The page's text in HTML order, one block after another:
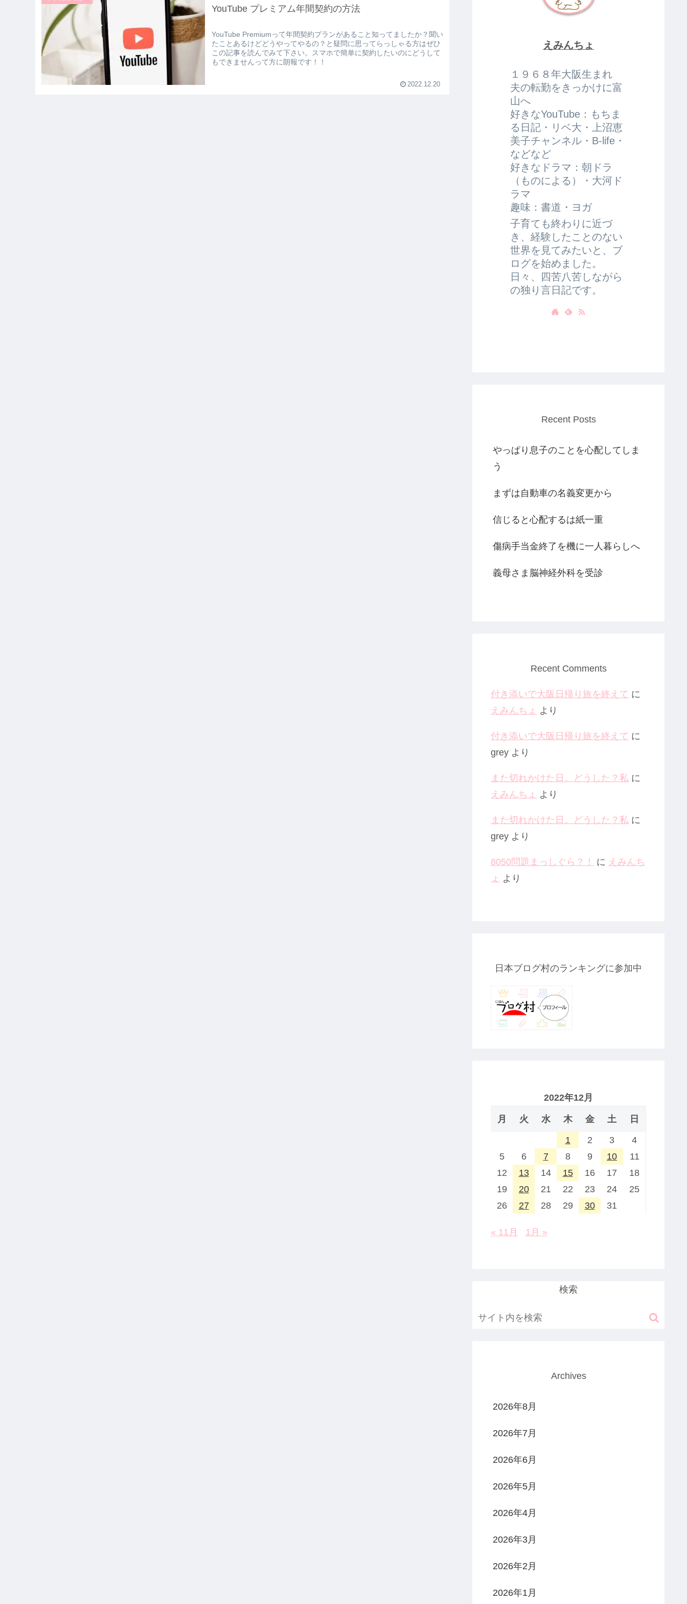
YouTube プレミアム年間契約の方法
YouTube Premiumって年間契約プランがあること知ってましたか？聞い
たことあるけどどうやってやるの？と疑問に思ってらっしゃる方はぜひ
この記事を読んでみて下さい。スマホで簡単に契約したいのにどうして
もできませんって方に朗報です！！
2022.12.20
えみんちょ
１９６８年大阪生まれ
夫の転勤をきっかけに富
山へ
好きなYouTube：もちま
る日記・リベ大・上沼恵
美子チャンネル・B-life・
などなど
好きなドラマ：朝ドラ
（ものによる）・大河ド
ラマ
趣味：書道・ヨガ
子育ても終わりに近づ
き、経験したことのない
世界を見てみたいと、ブ
ログを始めました。
日々、四苦八苦しながら
の独り言日記です。
Recent Posts
やっぱり息子のことを心配してしま
う
まずは自動車の名義変更から
信じると心配するは紙一重
傷病手当金終了を機に一人暮らしへ
義母さま脳神経外科を受診
Recent Comments
付き添いで大阪日帰り旅を終えて に
えみんちょ より
付き添いで大阪日帰り旅を終えて に
grey より
また切れかけた日。どうした？私 に
えみんちょ より
また切れかけた日。どうした？私 に
grey より
8050問題まっしぐら？！ に えみんち
ょ より
日本ブログ村のランキングに参加中
2022年12月
月 火 水 木 金 土 日
1 2 3
4
5
6 7 8 9 10
11
12
13 14 15 16 17
18
19
20 21 22 23 24
25
26
27 28 29 30 31
« 11月 1月 »
検索
Archives
2026年8月
2026年7月
2026年6月
2026年5月
2026年4月
2026年3月
2026年2月
2026年1月